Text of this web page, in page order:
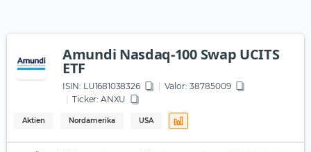
Amundi Nasdaq-100 Swap UCITS
ETF
ISIN: LU1681038326
Valor: 38785009
Ticker: ANXU
Aktien Nordamerika USA